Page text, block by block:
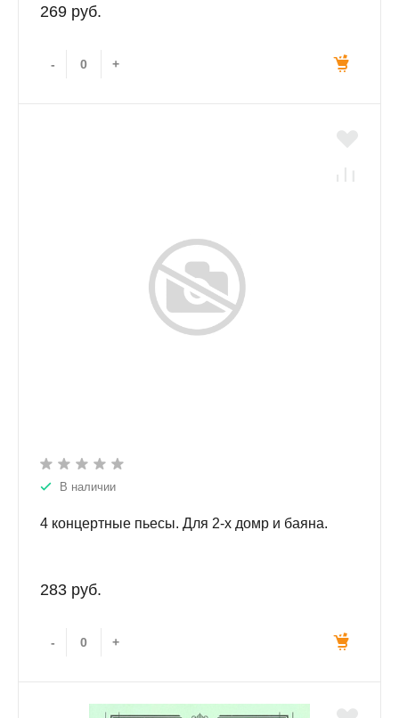
269 руб.
- +
В наличии
4 концертные пьесы. Для 2-х домр и баяна.
283 руб.
- +